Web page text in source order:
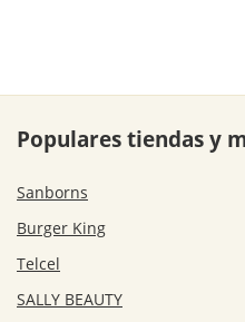
Populares tiendas y
Sanborns
Burger King
Telcel
SALLY BEAUTY